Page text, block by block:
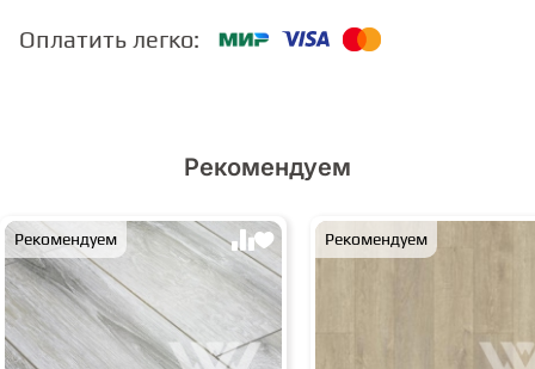
Оплатить легко:
Рекомендуем
Рекомендуем Рекомендуем